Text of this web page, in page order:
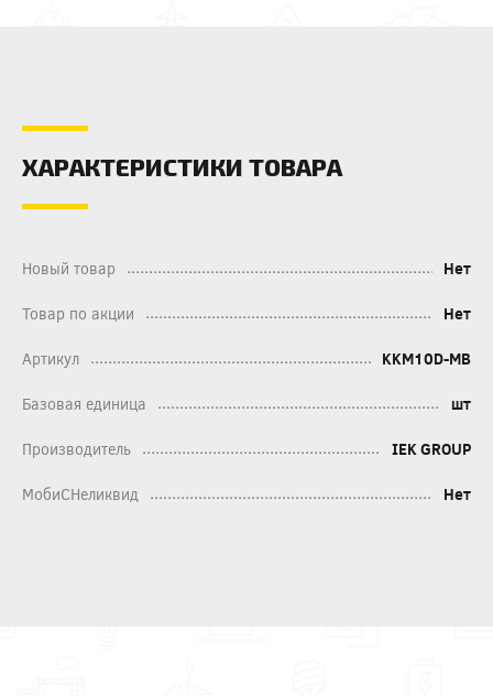
ХАРАКТЕРИСТИКИ ТОВАРА
Новый товар Нет
Товар по акции Нет
Артикул KKM10D-MB
Базовая единица шт
Производитель IEK GROUP
МобиСНеликвид Нет